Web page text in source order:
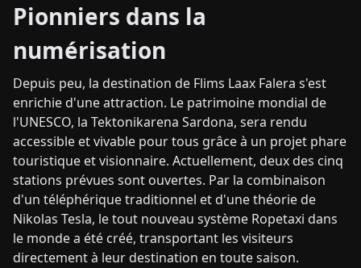
Pionniers dans la
numérisation
Depuis peu, la destination de Flims Laax Falera s'est
enrichie d'une attraction. Le patrimoine mondial de
l'UNESCO, la Tektonikarena Sardona, sera rendu
accessible et vivable pour tous grâce à un projet phare
touristique et visionnaire. Actuellement, deux des cinq
stations prévues sont ouvertes. Par la combinaison
d'un téléphérique traditionnel et d'une théorie de
Nikolas Tesla, le tout nouveau système Ropetaxi dans
le monde a été créé, transportant les visiteurs
directement à leur destination en toute saison.